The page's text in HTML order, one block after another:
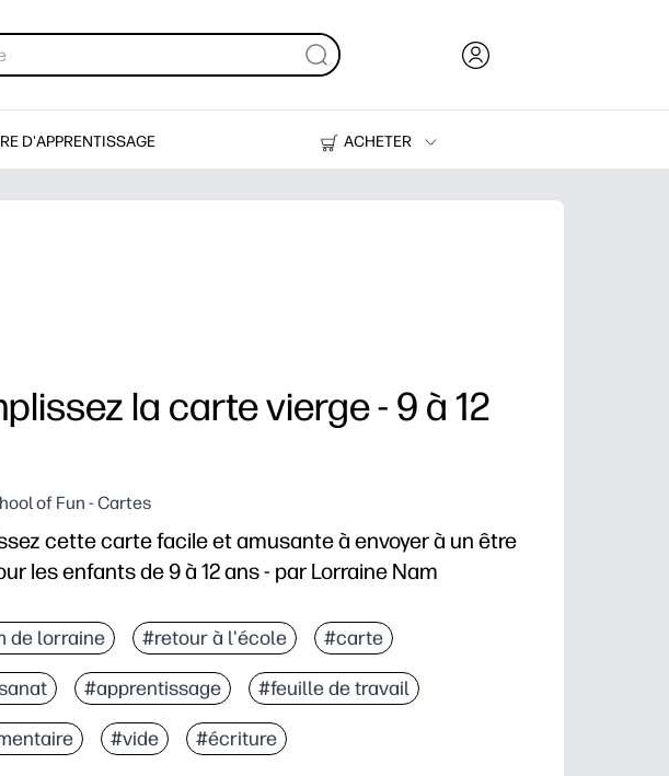
D'APPRENTISSAGE
ACHETER
Imprimantes
la carte vierge - 9 à 12
of Fun - Cartes
cette carte facile et amusante à envoyer à un être
les enfants de 9 à 12 ans - par Lorraine Nam
de lorraine #retour à l'école #carte
#apprentissage #feuille de travail
#vide #écriture